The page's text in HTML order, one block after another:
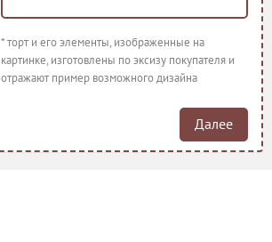
Заказ на
кг, не менее
или квадрат.
для тяжелого
тортов из-за
фрукты, крем,
* торт и его элементы, изображенные на
картинке, изготовлены по эксизу покупателя и
отражают пример возможного дизайна
Далее